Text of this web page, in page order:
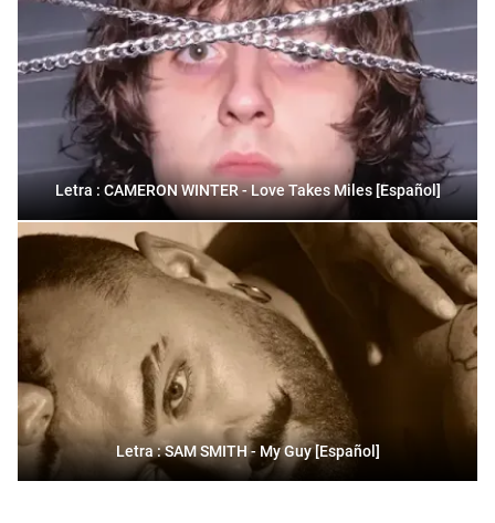
Letra : CAMERON WINTER - Love Takes Miles [Español]
Letra : SAM SMITH - My Guy [Español]